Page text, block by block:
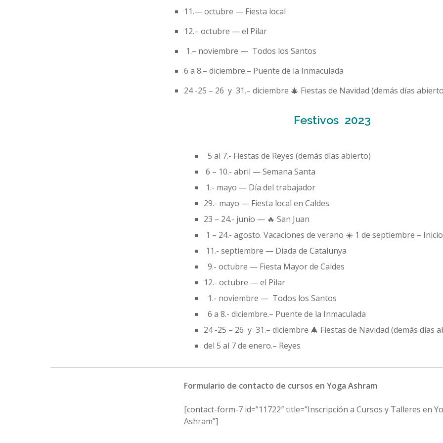
11.— octubre — Fiesta local
12.– octubre — el Pilar
1.– noviembre — Todos los Santos
6 a 8.– diciembre.– Puente de la Inmaculada
24 -25 – 26 y 31.– diciembre 🎄 Fiestas de Navidad (demás días
Festivos 2023
5 al 7.- Fiestas de Reyes (demás días abierto)
6 – 10.- abril — Semana Santa
1.- mayo — Día del trabajador
29.- mayo — Fiesta local en Caldes
23 – 24.- junio — 🔥 San Juan
1 – 24.- agosto. Vacaciones de verano ☀️ 1 de septiembre –
11.- septiembre — Diada de Catalunya
9.- octubre — Fiesta Mayor de Caldes
12.- octubre — el Pilar
1.- noviembre — Todos los Santos
6 a 8.- diciembre.– Puente de la Inmaculada
24 -25 – 26 y 31.– diciembre 🎄 Fiestas de Navidad (demás días
del 5 al 7 de enero.– Reyes
Formulario de contacto de cursos en Yoga Ashram
[contact-form-7 id=”11722″ title=”Inscripción a Cursos y Talleres en
Ashram”]